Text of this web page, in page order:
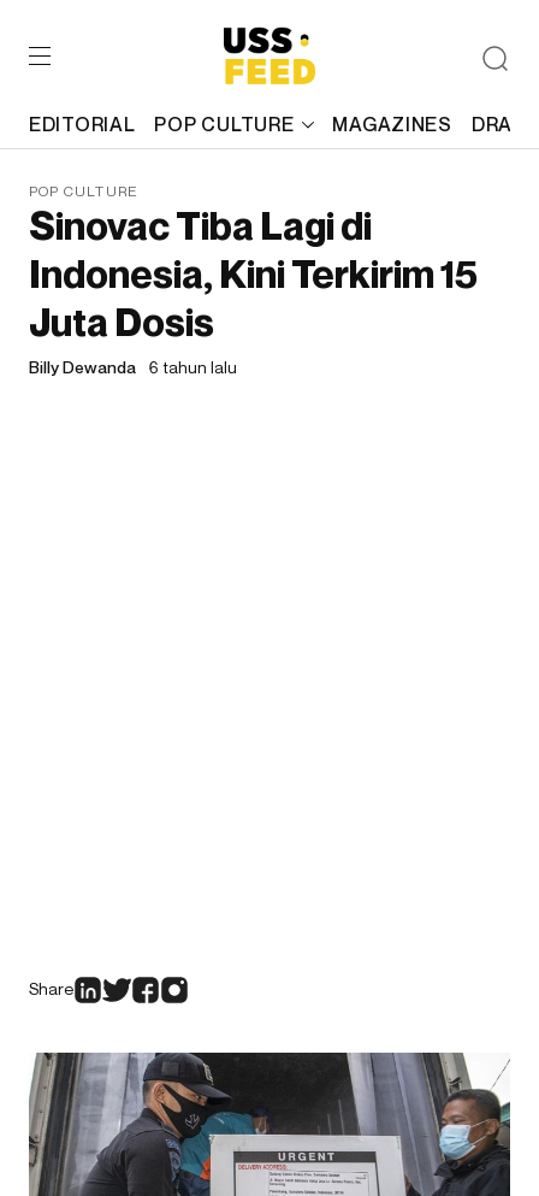
EDITORIAL POP CULTURE MAGAZINES
POP CULTURE
Sinovac Tiba Lagi di
Indonesia, Kini Terkirim 15
Juta Dosis
Billy Dewanda 6 tahun lalu
Share